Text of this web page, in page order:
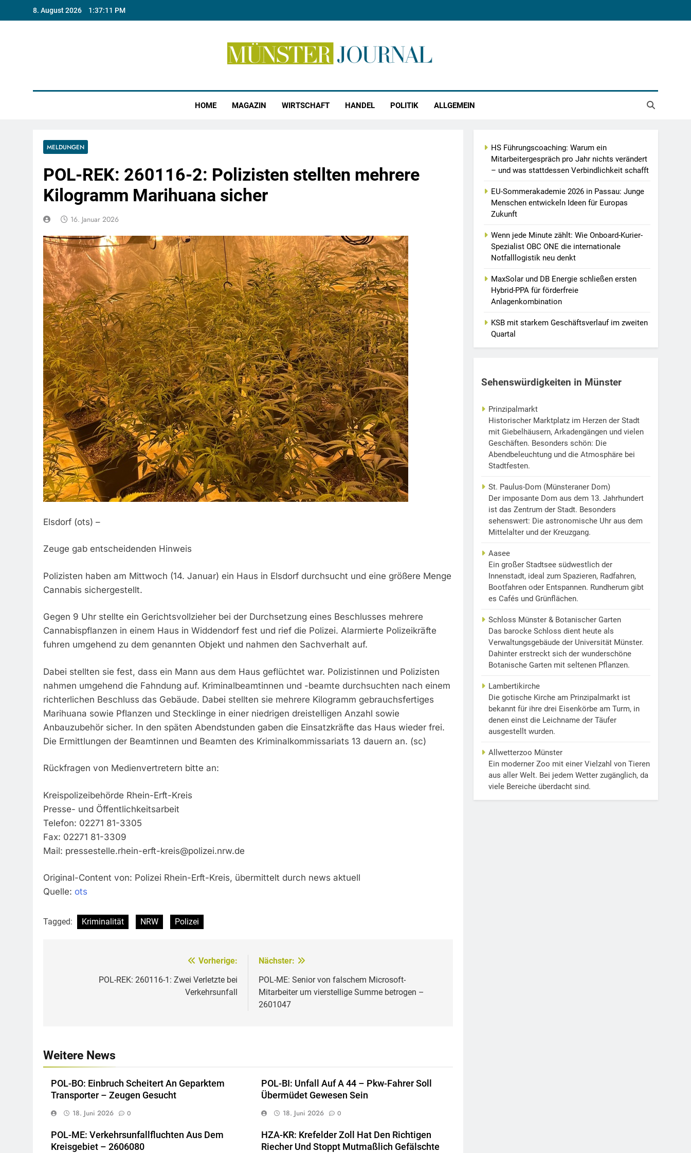
8. August 2026 1:37:11 PM
HOME MAGAZIN WIRTSCHAFT HANDEL POLITIK ALLGEMEIN
MELDUNGEN
POL-REK: 260116-2: Polizisten stellten mehrere
Kilogramm Marihuana sicher
16. Januar 2026
Elsdorf (ots) –
Zeuge gab entscheidenden Hinweis
Polizisten haben am Mittwoch (14. Januar) ein Haus in Elsdorf durchsucht und eine größere Menge
Cannabis sichergestellt.
Gegen 9 Uhr stellte ein Gerichtsvollzieher bei der Durchsetzung eines Beschlusses mehrere
Cannabispflanzen in einem Haus in Widdendorf fest und rief die Polizei. Alarmierte Polizeikräfte
fuhren umgehend zu dem genannten Objekt und nahmen den Sachverhalt auf.
Dabei stellten sie fest, dass ein Mann aus dem Haus geflüchtet war. Polizistinnen und Polizisten
nahmen umgehend die Fahndung auf. Kriminalbeamtinnen und -beamte durchsuchten nach einem
richterlichen Beschluss das Gebäude. Dabei stellten sie mehrere Kilogramm gebrauchsfertiges
Marihuana sowie Pflanzen und Stecklinge in einer niedrigen dreistelligen Anzahl sowie
Anbauzubehör sicher. In den späten Abendstunden gaben die Einsatzkräfte das Haus wieder frei.
Die Ermittlungen der Beamtinnen und Beamten des Kriminalkommissariats 13 dauern an. (sc)
Rückfragen von Medienvertretern bitte an:
Kreispolizeibehörde Rhein-Erft-Kreis
Presse- und Öffentlichkeitsarbeit
Telefon: 02271 81-3305
Fax: 02271 81-3309
Mail: pressestelle.rhein-erft-kreis@polizei.nrw.de
Original-Content von: Polizei Rhein-Erft-Kreis, übermittelt durch news aktuell
Quelle: ots
Tagged: Kriminalität NRW Polizei
Vorherige:
POL-REK: 260116-1: Zwei Verletzte bei
Verkehrsunfall
Nächster:
POL-ME: Senior von falschem Microsoft-
Mitarbeiter um vierstellige Summe betrogen –
2601047
Weitere News
POL-BO: Einbruch Scheitert An Geparktem
Transporter – Zeugen Gesucht
18. Juni 2026 0
POL-BI: Unfall Auf A 44 – Pkw-Fahrer Soll
Übermüdet Gewesen Sein
18. Juni 2026 0
POL-ME: Verkehrsunfallfluchten Aus Dem
Kreisgebiet – 2606080
HZA-KR: Krefelder Zoll Hat Den Richtigen
Riecher Und Stoppt Mutmaßlich Gefälschte
HS Führungscoaching: Warum ein
Mitarbeitergespräch pro Jahr nichts verändert
– und was stattdessen Verbindlichkeit schafft
EU-Sommerakademie 2026 in Passau: Junge
Menschen entwickeln Ideen für Europas
Zukunft
Wenn jede Minute zählt: Wie Onboard-Kurier-
Spezialist OBC ONE die internationale
Notfalllogistik neu denkt
MaxSolar und DB Energie schließen ersten
Hybrid-PPA für förderfreie
Anlagenkombination
KSB mit starkem Geschäftsverlauf im zweiten
Quartal
Sehenswürdigkeiten in Münster
Prinzipalmarkt
Historischer Marktplatz im Herzen der Stadt
mit Giebelhäusern, Arkadengängen und vielen
Geschäften. Besonders schön: Die
Abendbeleuchtung und die Atmosphäre bei
Stadtfesten.
St. Paulus-Dom (Münsteraner Dom)
Der imposante Dom aus dem 13. Jahrhundert
ist das Zentrum der Stadt. Besonders
sehenswert: Die astronomische Uhr aus dem
Mittelalter und der Kreuzgang.
Aasee
Ein großer Stadtsee südwestlich der
Innenstadt, ideal zum Spazieren, Radfahren,
Bootfahren oder Entspannen. Rundherum gibt
es Cafés und Grünflächen.
Schloss Münster & Botanischer Garten
Das barocke Schloss dient heute als
Verwaltungsgebäude der Universität Münster.
Dahinter erstreckt sich der wunderschöne
Botanische Garten mit seltenen Pflanzen.
Lambertikirche
Die gotische Kirche am Prinzipalmarkt ist
bekannt für ihre drei Eisenkörbe am Turm, in
denen einst die Leichname der Täufer
ausgestellt wurden.
Allwetterzoo Münster
Ein moderner Zoo mit einer Vielzahl von Tieren
aus aller Welt. Bei jedem Wetter zugänglich, da
viele Bereiche überdacht sind.